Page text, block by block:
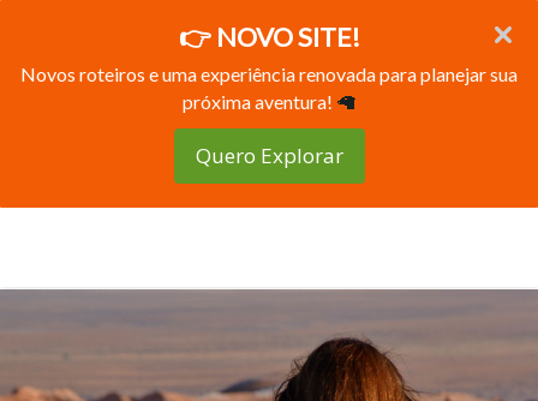
👉 NOVO SITE!
Novos roteiros e uma experiência renovada para planejar sua
próxima aventura! 🦙
Quero Explorar